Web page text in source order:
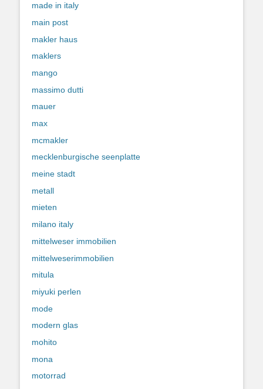
made in italy
main post
makler haus
maklers
mango
massimo dutti
mauer
max
mcmakler
mecklenburgische seenplatte
meine stadt
metall
mieten
milano italy
mittelweser immobilien
mittelweserimmobilien
mitula
miyuki perlen
mode
modern glas
mohito
mona
motorrad